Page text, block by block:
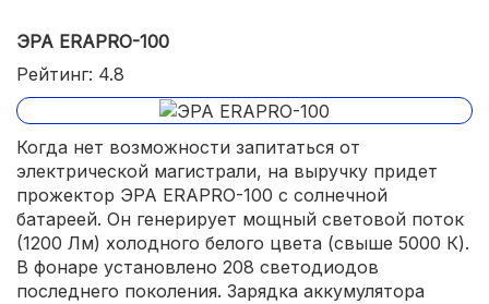
ЭРА ERAPRO-100
Рейтинг: 4.8
Когда нет возможности запитаться от
электрической магистрали, на выручку придет
прожектор ЭРА ERAPRO-100 с солнечной
батареей. Он генерирует мощный световой поток
(1200 Лм) холодного белого цвета (свыше 5000 К).
В фонаре установлено 208 светодиодов
последнего поколения. Зарядка аккумулятора